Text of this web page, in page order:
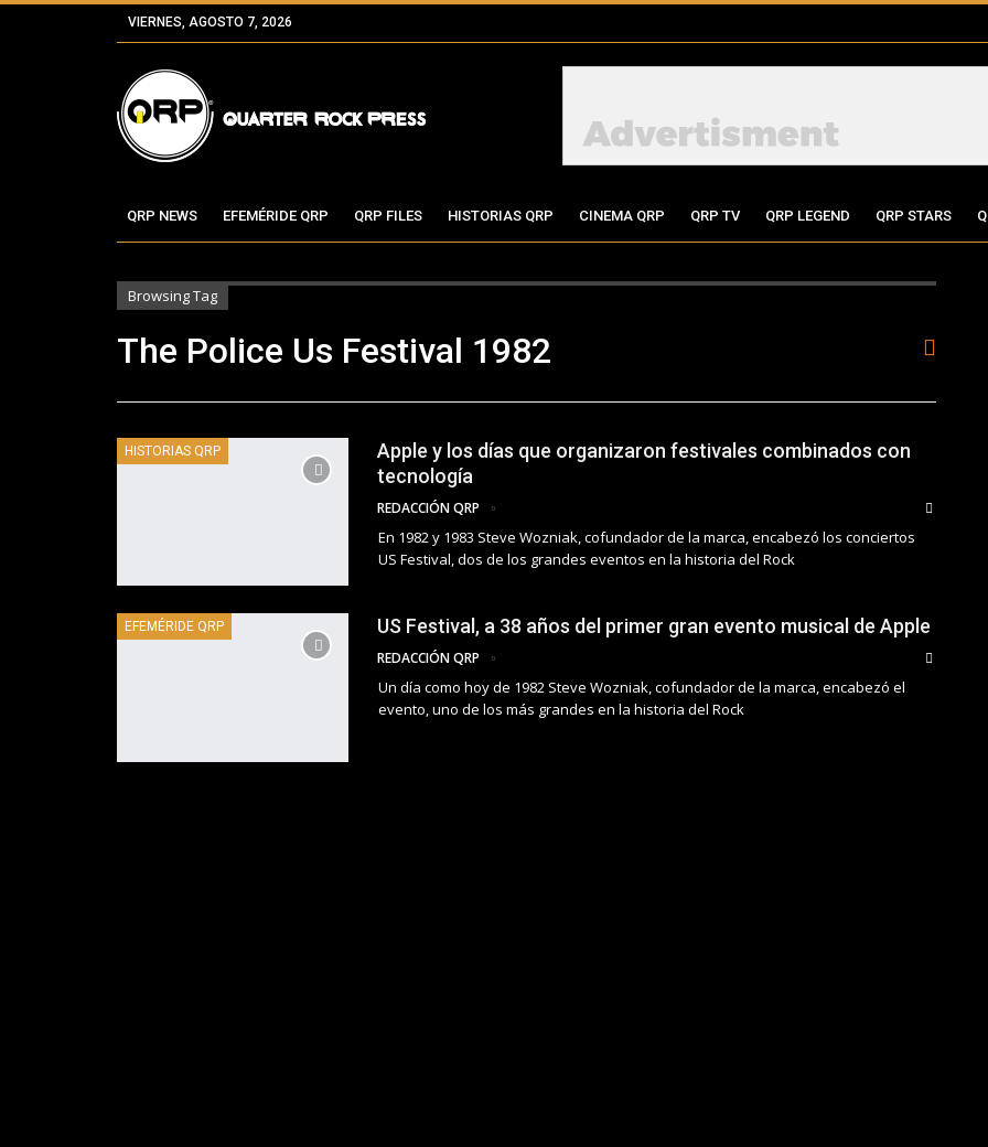
VIERNES, AGOSTO 7, 2026
QRP NEWS EFEMÉRIDE QRP QRP FILES HISTORIAS QRP CINEMA QRP QRP TV QRP LEGEND QRP STARS
Browsing Tag
The Police Us Festival 1982
HISTORIAS QRP
Apple y los días que organizaron festivales combinados con
tecnología
REDACCIÓN QRP
En 1982 y 1983 Steve Wozniak, cofundador de la marca, encabezó los conciertos
US Festival, dos de los grandes eventos en la historia del Rock
EFEMÉRIDE QRP US Festival, a 38 años del primer gran evento musical de Apple
REDACCIÓN QRP
Un día como hoy de 1982 Steve Wozniak, cofundador de la marca, encabezó el
evento, uno de los más grandes en la historia del Rock